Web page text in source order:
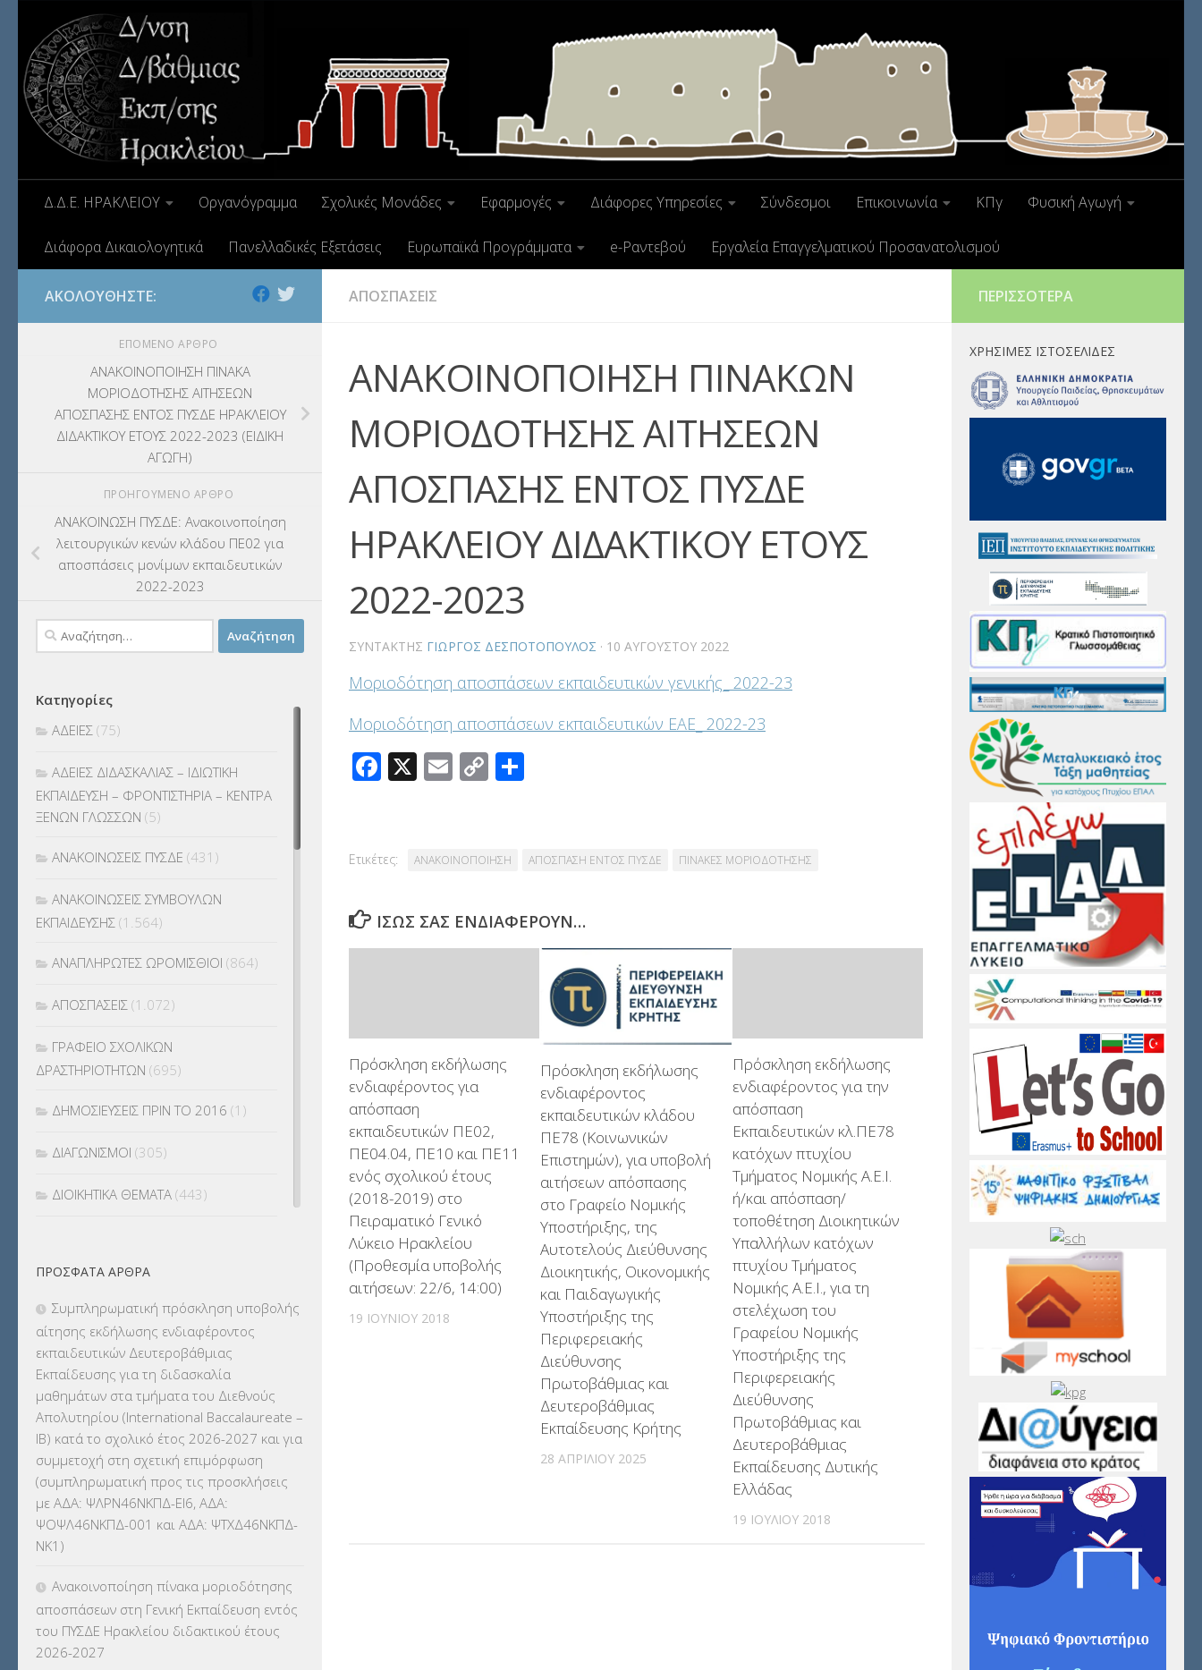
Δ.Δ.Ε. ΗΡΑΚΛΕΙΟΥ Οργανόγραμμα Σχολικές Μονάδες Εφαρμογές Διάφορες Υπηρεσίες Σύνδεσμοι Επικοινωνία ΚΠγ Φυσική Αγωγή
Διάφορα Δικαιολογητικά Πανελλαδικές Εξετάσεις Ευρωπαϊκά Προγράμματα e-Ραντεβού Εργαλεία Επαγγελματικού Προσανατολισμού
ΑΠΟΣΠΑΣΕΙΣ
ΑΝΑΚΟΙΝΟΠΟΙΗΣΗ ΠΙΝΑΚΩΝ
ΜΟΡΙΟΔΟΤΗΣΗΣ ΑΙΤΗΣΕΩΝ
ΑΠΟΣΠΑΣΗΣ ΕΝΤΟΣ ΠΥΣΔΕ
ΗΡΑΚΛΕΙΟΥ ΔΙΔΑΚΤΙΚΟΥ ΕΤΟΥΣ
2022-2023
ΣΥΝΤΆΚΤΗΣ ΓΙΏΡΓΟΣ ΔΕΣΠΟΤΌΠΟΥΛΟΣ · 10 ΑΥΓΟΎΣΤΟΥ 2022
Μοριοδότηση αποσπάσεων εκπαιδευτικών γενικής_ 2022-23
Μοριοδότηση αποσπάσεων εκπαιδευτικών ΕΑΕ_ 2022-23
Facebook
X Email
Copy
Ετικέτες: ΑΝΑΚΟΙΝΟΠΟΙΗΣΗ ΑΠΟΣΠΑΣΗ ΕΝΤΟΣ ΠΥΣΔΕ ΠΙΝΑΚΕΣ ΜΟΡΙΟΔΟΤΗΣΗΣ
ΊΣΩΣ ΣΑΣ ΕΝΔΙΑΦΈΡΟΥΝ…
Πρόσκληση εκδήλωσης
ενδιαφέροντος για
απόσπαση
εκπαιδευτικών ΠΕ02,
ΠΕ04.04, ΠΕ10 και ΠΕ11
ενός σχολικού έτους
(2018-2019) στο
Πειραματικό Γενικό
Λύκειο Ηρακλείου
(Προθεσμία υποβολής
αιτήσεων: 22/6, 14:00)
19 ΙΟΥΝΊΟΥ 2018
Πρόσκληση εκδήλωσης
ενδιαφέροντος
εκπαιδευτικών κλάδου
ΠΕ78 (Κοινωνικών
Επιστημών), για υποβολή
αιτήσεων απόσπασης
στο Γραφείο Νομικής
Υποστήριξης, της
Αυτοτελούς Διεύθυνσης
Διοικητικής, Οικονομικής
και Παιδαγωγικής
Υποστήριξης της
Περιφερειακής
Διεύθυνσης
Πρωτοβάθμιας και
Δευτεροβάθμιας
Εκπαίδευσης Κρήτης
28 ΑΠΡΙΛΊΟΥ 2025
Πρόσκληση εκδήλωσης
ενδιαφέροντος για την
απόσπαση
Εκπαιδευτικών κλ.ΠΕ78
κατόχων πτυχίου
Τμήματος Νομικής Α.Ε.Ι.
ή/και απόσπαση/
τοποθέτηση Διοικητικών
Υπαλλήλων κατόχων
πτυχίου Τμήματος
Νομικής Α.Ε.Ι., για τη
στελέχωση του
Γραφείου Νομικής
Υποστήριξης της
Περιφερειακής
Διεύθυνσης
Πρωτοβάθμιας και
Δευτεροβάθμιας
Εκπαίδευσης Δυτικής
Ελλάδας
19 ΙΟΥΛΊΟΥ 2018
ΑΚΟΛΟΥΘΉΣΤΕ:
ΕΠΌΜΕΝΟ ΆΡΘΡΟ
ΑΝΑΚΟΙΝΟΠΟΙΗΣΗ ΠΙΝΑΚΑ
ΜΟΡΙΟΔΟΤΗΣΗΣ ΑΙΤΗΣΕΩΝ
ΑΠΟΣΠΑΣΗΣ ΕΝΤΟΣ ΠΥΣΔΕ ΗΡΑΚΛΕΙΟΥ
ΔΙΔΑΚΤΙΚΟΥ ΕΤΟΥΣ 2022-2023 (ΕΙΔΙΚΗ
ΑΓΩΓΗ)
ΠΡΟΗΓΟΎΜΕΝΟ ΆΡΘΡΟ
ΑΝΑΚΟΙΝΩΣΗ ΠΥΣΔΕ: Ανακοινοποίηση
λειτουργικών κενών κλάδου ΠΕ02 για
αποσπάσεις μονίμων εκπαιδευτικών
2022-2023
Αναζήτηση
για:
Κατηγορίες
ΑΔΕΙΕΣ (75)
ΑΔΕΙΕΣ ΔΙΔΑΣΚΑΛΙΑΣ – ΙΔΙΩΤΙΚΗ
ΕΚΠΑΙΔΕΥΣΗ – ΦΡΟΝΤΙΣΤΗΡΙΑ – ΚΕΝΤΡΑ
ΞΕΝΩΝ ΓΛΩΣΣΩΝ (5)
ΑΝΑΚΟΙΝΩΣΕΙΣ ΠΥΣΔΕ (431)
ΑΝΑΚΟΙΝΩΣΕΙΣ ΣΥΜΒΟΥΛΩΝ
ΕΚΠΑΙΔΕΥΣΗΣ (1.564)
ΑΝΑΠΛΗΡΩΤΕΣ ΩΡΟΜΙΣΘΙΟΙ (864)
ΑΠΟΣΠΑΣΕΙΣ (1.072)
ΓΡΑΦΕΙΟ ΣΧΟΛΙΚΩΝ
ΔΡΑΣΤΗΡΙΟΤΗΤΩΝ (695)
ΔΗΜΟΣΙΕΥΣΕΙΣ ΠΡΙΝ ΤΟ 2016 (1)
ΔΙΑΓΩΝΙΣΜΟΙ (305)
ΔΙΟΙΚΗΤΙΚΑ ΘΕΜΑΤΑ (443)
ΕΚΔΡΟΜΕΣ(7.354)
ΕΚΠΑΙΔΕΥΤΙΚΑ ΘΕΜΑΤΑ (2.824)
ΕΠΑΛ(366)
ΕΠΙΜΟΡΦΩΣΗ Τ.Π.Ε.(10)
ΕΥΡΩΠΑΪΚΑ ΠΡΟΓΡΑΜΜΑΤΑ(230)
ΚΕΣΥ(60)
ΚΕΣΥΠ(109)
ΓΛΩΣΣΟΜΑΘΕΙΑΣ(135)
ΚΠπ- ΚΡΑΤΙΚΟ ΠΙΣΤΟΠΟΙΗΤΙΚΟ
ΠΛΗΡΟΦΟΡΙΚΗΣ
ΠΡΌΣΦΑΤΑ ΆΡΘΡΑ
Συμπληρωματική πρόσκληση υποβολής
αίτησης εκδήλωσης ενδιαφέροντος
εκπαιδευτικών Δευτεροβάθμιας
Εκπαίδευσης για τη διδασκαλία
μαθημάτων στα τμήματα του Διεθνούς
Απολυτηρίου (International Baccalaureate –
IB) κατά το σχολικό έτος 2026-2027 και για
συμμετοχή στη σχετική επιμόρφωση
(συμπληρωματική προς τις προσκλήσεις
με ΑΔΑ: ΨΛΡΝ46ΝΚΠΔ-ΕΙ6, ΑΔΑ:
ΨΟΨΛ46ΝΚΠΔ-001 και ΑΔΑ: ΨΤΧΔ46ΝΚΠΔ-
ΝΚ1)
Ανακοινοποίηση πίνακα μοριοδότησης
αποσπάσεων στη Γενική Εκπαίδευση εντός
του ΠΥΣΔΕ Ηρακλείου διδακτικού έτους
2026-2027
ΠΕΡΙΣΣΌΤΕΡΑ
ΧΡΉΣΙΜΕΣ ΙΣΤΟΣΕΛΊΔΕΣ